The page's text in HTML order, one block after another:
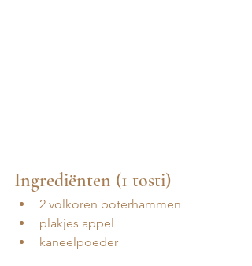
Ingrediënten (1 tosti)
2 volkoren boterhammen
⁠plakjes appel
⁠kaneelpoeder